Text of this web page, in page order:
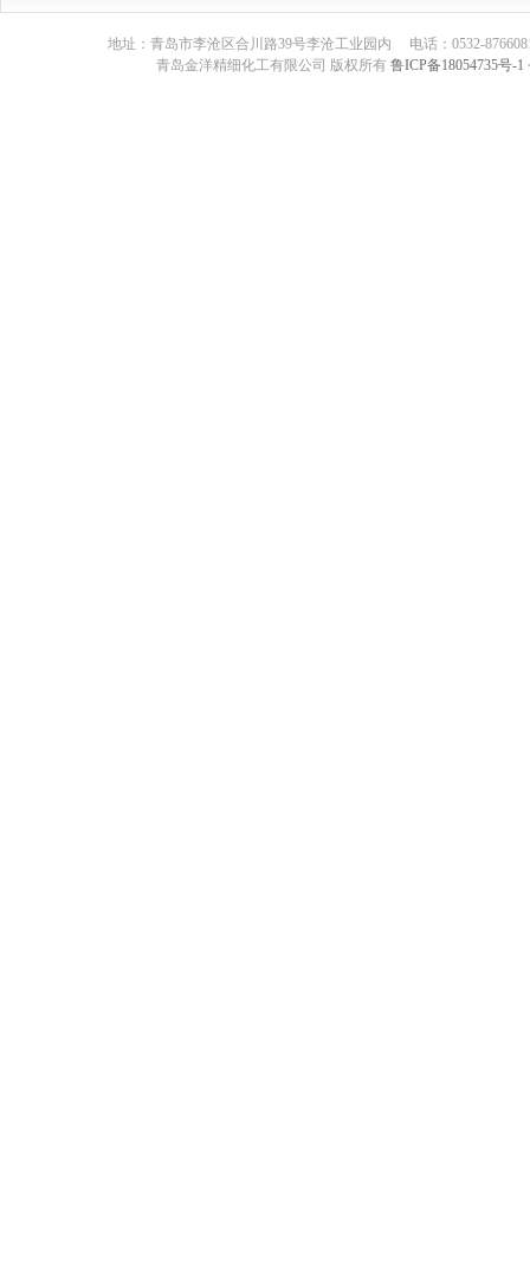
地址：青岛市李沧区合川路39号李沧工业园内 电话：0532-
青岛金洋精细化工有限公司 版权所有 鲁ICP备18054735号-1